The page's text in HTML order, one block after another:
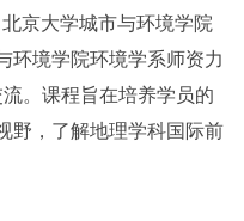
京大学城市与环境学院
环境学院环境学系师资力
。课程旨在培养学员的
野，了解地理学科国际前